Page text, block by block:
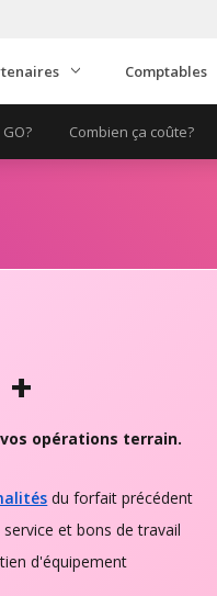
Comptables
Combien ça coûte?
opérations terrain.
du forfait précédent
et bons de travail
d'équipement